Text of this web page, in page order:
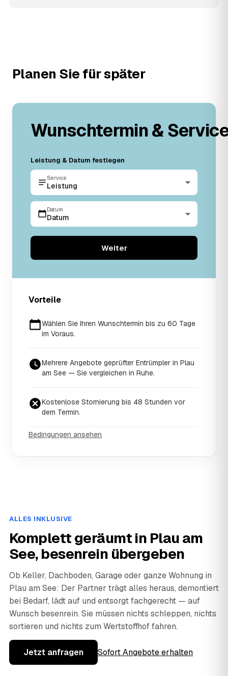
Planen Sie für später
Wunschtermin &
Leistung & Datum festlegen
Service
Leistung
Datum
Datum
Weiter
Vorteile
Wählen Sie Ihren Wunschtermin bis zu 60 Tage
im Voraus.
Mehrere Angebote geprüfter Entrümpler in Plau
am See — Sie vergleichen in Ruhe.
Kostenlose Stornierung bis 48 Stunden vor
dem Termin.
Bedingungen ansehen
ALLES INKLUSIVE
Komplett geräumt in Plau am
See, besenrein übergeben
Ob Keller, Dachboden, Garage oder ganze Wohnung in
Plau am See: Der Partner trägt alles heraus, demontiert
bei Bedarf, lädt auf und entsorgt fachgerecht — auf
Wunsch besenrein. Sie müssen nichts schleppen, nichts
sortieren und nichts zum Wertstoffhof fahren.
Jetzt anfragen Sofort Angebote erhalten